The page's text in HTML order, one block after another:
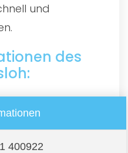
und
des
400922